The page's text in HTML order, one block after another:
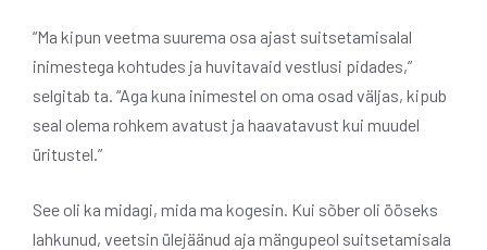
“Ma kipun veetma suurema osa ajast suitsetamisalal
inimestega kohtudes ja huvitavaid vestlusi pidades,”
selgitab ta. “Aga kuna inimestel on oma osad väljas, kipub
seal olema rohkem avatust ja haavatavust kui muudel
üritustel.”
See oli ka midagi, mida ma kogesin. Kui sõber oli ööseks
lahkunud, veetsin ülejäänud aja mängupeol suitsetamisala